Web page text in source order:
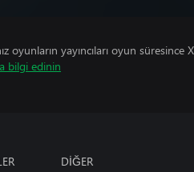
oyunların yayıncıları oyun
bilgi edinin
DİĞER